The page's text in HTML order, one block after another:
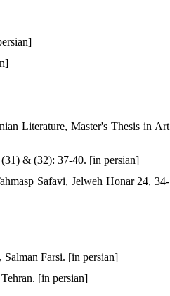
Literature, Master's Thesis in Art
& (32): 37-40. [in persian]
Safavi, Jelweh Honar 24, 34-
Farsi. [in persian]
[in persian]